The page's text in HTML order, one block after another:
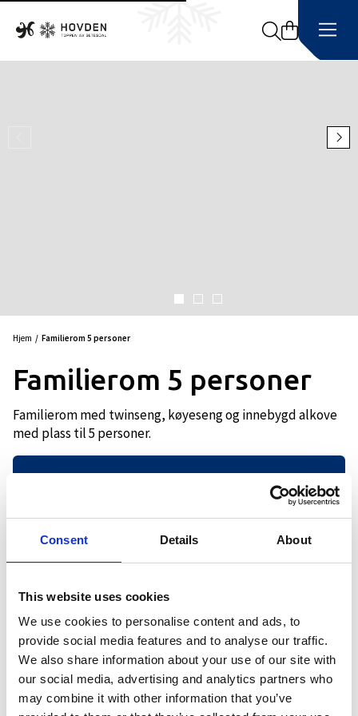
Consent Details About
This website uses cookies
We use cookies to personalise content and ads, to
provide social media features and to analyse our traffic.
We also share information about your use of our site with
our social media, advertising and analytics partners who
may combine it with other information that you’ve
Search
Hjem Familierom 5 personer
Familierom 5 personer
Familierom med twinseng, køyeseng og innebygd alkove
med plass til 5 personer.
Beskrivelse
personer. Rommet har sittegruppe,
tilgang til Netflix.
Frokost er inkludert.